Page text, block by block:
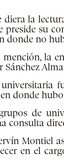
diera la
preside su
donde no
la
Sánchez
donde
de
consulta
Montiel
en el